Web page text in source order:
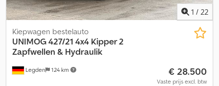
1 / 22
Legden 124 km
Kiepwagen bestelauto
UNIMOG427/21 4x4 Kipper 2
Zapfwellen & Hydraulik
€ 28.500
Vaste prijs excl. btw